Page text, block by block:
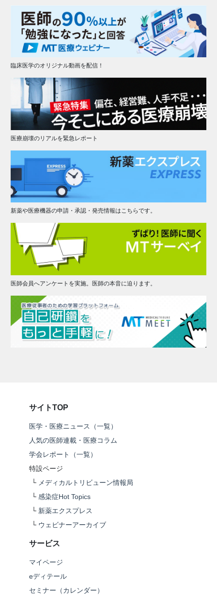
臨床医学のオリジナル動画を配信！
医療崩壊のリアルを緊急レポート
新薬や医療機器の申請・承認・発売情報はこちらです。
医師会員へアンケートを実施。医師の本音に迫ります。
サイトTOP
医学・医療ニュース（一覧）
人気の医師連載・医療コラム
学会レポート（一覧）
特設ページ
└ メディカルトリビューン情報局
└ 感染症Hot Topics
└ 新薬エクスプレス
└ ウェビナーアーカイブ
サービス
マイページ
eディテール
セミナー（カレンダー）